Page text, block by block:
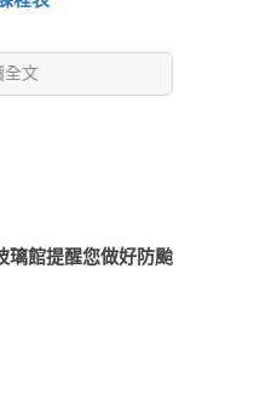
全文
璃館提醒您做好防颱